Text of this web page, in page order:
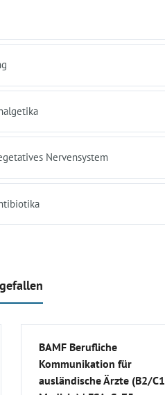
Nervensystem
BAMF Berufliche
Kommunikation für
ausländische Ärzte (B2/C1